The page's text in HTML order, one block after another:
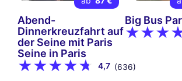
Abend-
Dinnerkreuzfahrt auf
der Seine mit Paris
Seine in Paris
4,7 (636)
Big Bus